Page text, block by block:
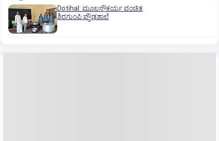
Dotihal: ಮೂಲಸೌಕರ್ಯ ವಂಚಿತ
ಶಿರಗುಂಪಿ ಪ್ರೌಢಶಾಲೆ